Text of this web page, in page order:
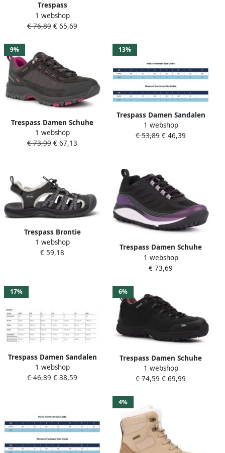
Trespass
dameswandelschoenen
Mitzi Dameswandelschoen
1 webshop
€ 76,89 € 65,69
9%
Trespass Damen Schuhe
Scree B Technical Trainer
Castle
1 webshop
€ 73,99 € 67,13
13%
Trespass Damen Sandalen
Brontie Female Sandal
Khaki
1 webshop
€ 53,89 € 46,39
Trespass Brontie
Vrouwelijke sandaal
houtskool
1 webshop
€ 59,18
Trespass Damen Schuhe
Amber Trainer Black
1 webshop
€ 73,69
17%
Trespass Damen Sandalen
Ivy Grey
1 webshop
€ 46,89 € 38,59
6%
Trespass Damen Schuhe
Mitzi Low Cut Hiking Shoe
Black
1 webshop
€ 74,59 € 69,99
4%